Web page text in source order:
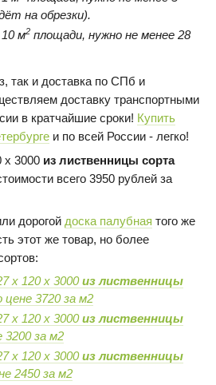
на обрезки).
м2площади, нужно не менее 28
так и доставка по СПб и
доставку транспортными
в кратчайшие сроки! Купить
и по всей России - легко!
х 3000 из лиственницы сорта
всего 3950 рублей за
дорогой доска палубная того же
этот же товар, но более
х 120 х 3000из лиственницы
цене 3720 за м2
х 120 х 3000из лиственницы
3200 за м2
х 120 х 3000из лиственницы
2450 за м2